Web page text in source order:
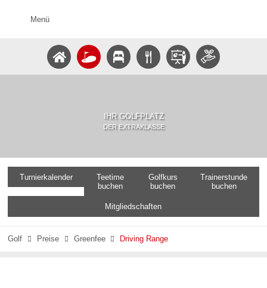
Menü
IHR GOLFPLATZ
DER EXTRAKLASSE
Turnierkalender
Teetime
buchen
Golfkurs
buchen
Trainerstunde
buchen
Mitgliedschaften
Golf  Preise  Greenfee  Driving Range